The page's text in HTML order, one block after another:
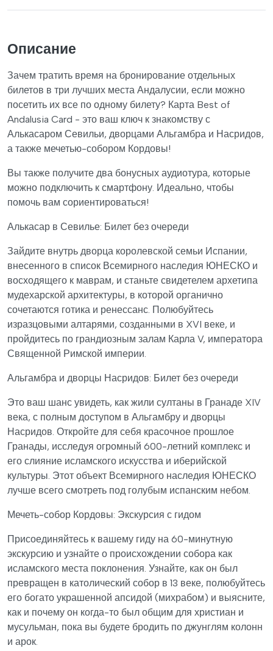
Описание
Зачем тратить время на бронирование отдельных
билетов в три лучших места Андалусии, если можно
посетить их все по одному билету? Карта Best of
Andalusia Card - это ваш ключ к знакомству с
Алькасаром Севильи, дворцами Альгамбра и Насридов,
а также мечетью-собором Кордовы!
Вы также получите два бонусных аудиотура, которые
можно подключить к смартфону. Идеально, чтобы
помочь вам сориентироваться!
Алькасар в Севилье: Билет без очереди
Зайдите внутрь дворца королевской семьи Испании,
внесенного в список Всемирного наследия ЮНЕСКО и
восходящего к маврам, и станьте свидетелем архетипа
мудехарской архитектуры, в которой органично
сочетаются готика и ренессанс. Полюбуйтесь
изразцовыми алтарями, созданными в XVI веке, и
пройдитесь по грандиозным залам Карла V, императора
Священной Римской империи.
Альгамбра и дворцы Насридов: Билет без очереди
Это ваш шанс увидеть, как жили султаны в Гранаде XIV
века, с полным доступом в Альгамбру и дворцы
Насридов. Откройте для себя красочное прошлое
Гранады, исследуя огромный 600-летний комплекс и
его слияние исламского искусства и иберийской
культуры. Этот объект Всемирного наследия ЮНЕСКО
лучше всего смотреть под голубым испанским небом.
Мечеть-собор Кордовы: Экскурсия с гидом
Присоединяйтесь к вашему гиду на 60-минутную
экскурсию и узнайте о происхождении собора как
исламского места поклонения. Узнайте, как он был
превращен в католический собор в 13 веке, полюбуйтесь
его богато украшенной апсидой (михрабом) и выясните,
как и почему он когда-то был общим для христиан и
мусульман, пока вы будете бродить по джунглям колонн
и арок.